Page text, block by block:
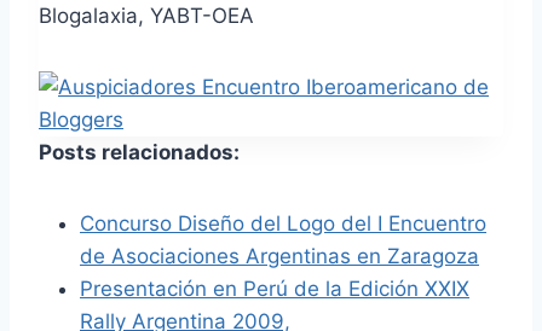
Blogalaxia, YABT-OEA
Posts relacionados:
Concurso Diseño del Logo del I Encuentro
de Asociaciones Argentinas en Zaragoza
Presentación en Perú de la Edición XXIX
Rally Argentina 2009,